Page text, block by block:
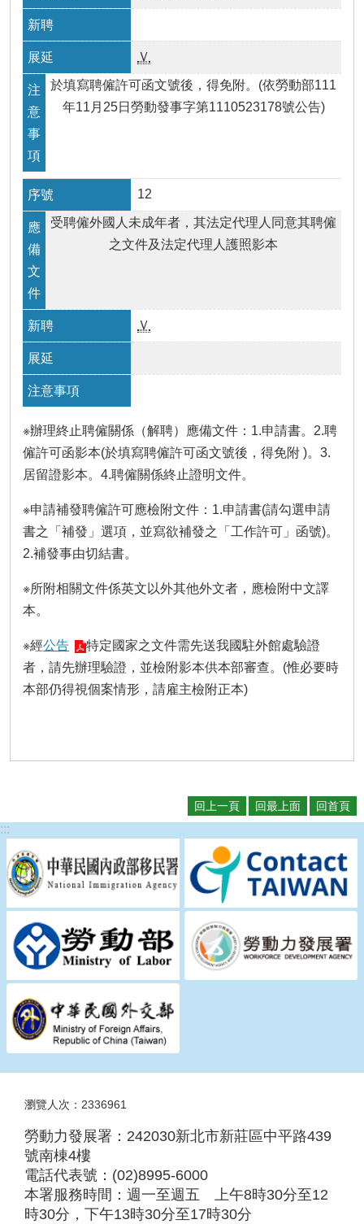
Ｖ
於填寫聘僱許可函文號後，得免附。(依勞動部111
年11月25日勞動發事字第1110523178號公告)
12
受聘僱外國人未成年者，其法定代理人同意其聘僱
之文件及法定代理人護照影本
Ｖ
※辦理終止聘僱關係（解聘）應備文件：1.申請書。2.聘
僱許可函影本(於填寫聘僱許可函文號後，得免附 )。3.
居留證影本。4.聘僱關係終止證明文件。
※申請補發聘僱許可應檢附文件：1.申請書(請勾選申請
書之「補發」選項，並寫欲補發之「工作許可」函號)。
2.補發事由切結書。
※所附相關文件係英文以外其他外文者，應檢附中文譯
本。
※經公告
特定國家之文件需先送我國駐外館處驗證
者，請先辦理驗證，並檢附影本供本部審查。(惟必要時
本部仍得視個案情形，請雇主檢附正本)
回上一頁 回最上面 回首頁
:::
瀏覽人次：2336961
勞動力發展署：242030新北市新莊區中平路439
號南棟4樓
電話代表號：(02)8995-6000
本署服務時間：週一至週五 上午8時30分至12
時30分，下午13時30分至17時30分